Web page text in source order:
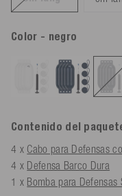
Color - negro
Contenido del
4 x Cabo para Defensas
4 x Defensa Barco Dura
1 x Bomba para Defensas